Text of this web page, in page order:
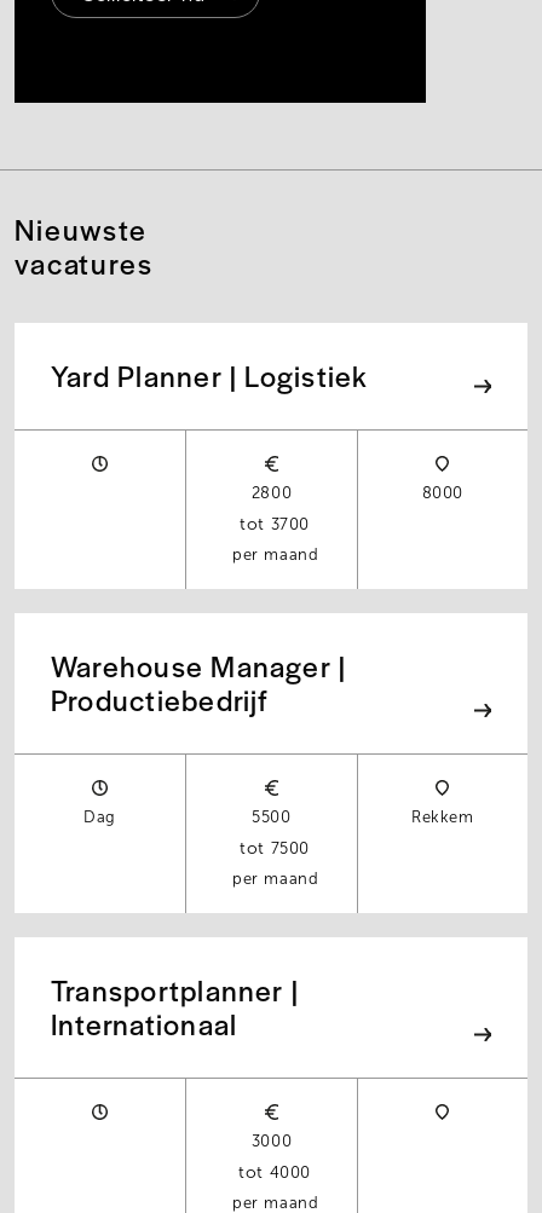
Nieuwste
vacatures
Yard Planner | Logistiek
2800
3700
per maand
8000
Warehouse Manager |
Productiebedrijf
Dag
5500
7500
per maand
Rekkem
Transportplanner |
Internationaal
3000
4000
per maand